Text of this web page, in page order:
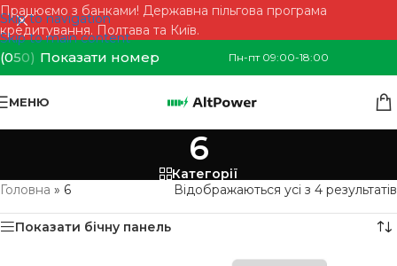
Skip to navigation
Skip to main content
Працюємо з банками! Державна пільгова програма
кредитування. Полтава та Київ.
(050) Показати номер Пн-пт 09:00-18:00
МЕНЮ
6
Категорії
Головна » 6 Відображаються усі з 4 результатів
Показати бічну панель